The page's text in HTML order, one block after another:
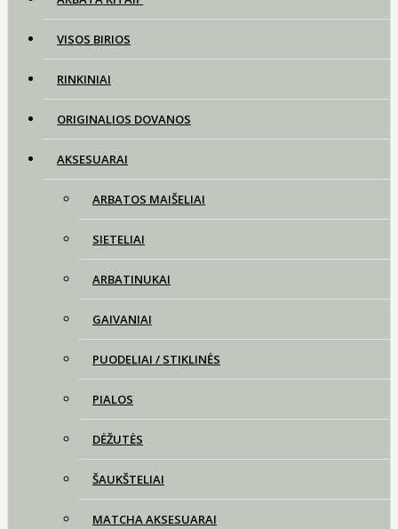
VISOS BIRIOS
RINKINIAI
ORIGINALIOS DOVANOS
AKSESUARAI
ARBATOS MAIŠELIAI
SIETELIAI
ARBATINUKAI
GAIVANIAI
PUODELIAI / STIKLINĖS
PIALOS
DĖŽUTĖS
ŠAUKŠTELIAI
MATCHA AKSESUARAI